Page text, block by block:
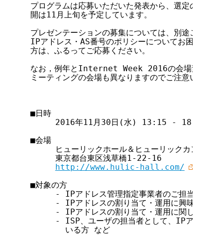
プログラムは応募いただいた発表から、選定の上決
開は11月上旬を予定しています。
プレゼンテーションの募集については、別途ご案内
IPアドレス・AS番号のポリシーについてお困りの点
方は、ふるってご応募ください。
なお，例年とInternet Week 2016の会場変更に伴
ミーティングの会場も異なりますのでご注意いただ
■日時
2016年11月30日(水) 13:15 - 18:00 [
■会場
ヒューリックホール＆ヒューリックカンファ
     東京都台東区浅草橋1-22-16
http://www.hulic-hall.com/
■対象の方
     - IPアドレス管理指定事業者のご担当者
- IPアドレスの割り当て・運用に興味のある
- IPアドレスの割り当て・運用に関してご意
- ISP、ユーザの担当者として、IPアドレス
       いる方 など